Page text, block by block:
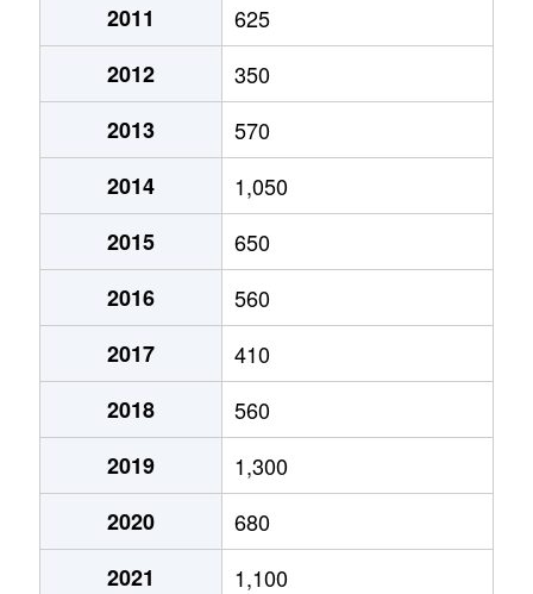
2011
625
2012
350
2013
570
2014
1,050
2015
650
2016
560
2017
410
2018
560
2019
1,300
2020
680
2021
1,100